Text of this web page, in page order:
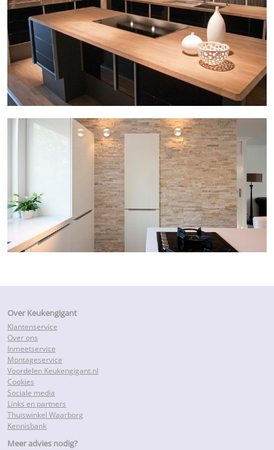
Over Keukengigant
Klantenservice
Over ons
Inmeetservice
Montageservice
Voordelen Keukengigant.nl
Cookies
Sociale media
Links en partners
Thuiswinkel Waarborg
Kennisbank
Meer advies nodig?